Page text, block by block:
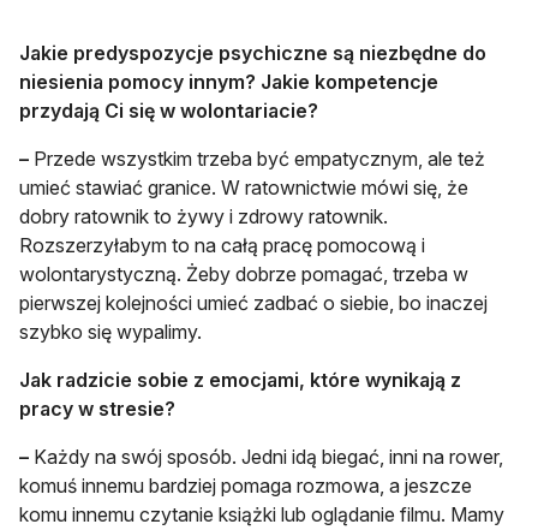
Jakie predyspozycje psychiczne są niezbędne do
niesienia pomocy innym? Jakie kompetencje
przydają Ci się w wolontariacie?
– Przede wszystkim trzeba być empatycznym, ale też
umieć stawiać granice. W ratownictwie mówi się, że
dobry ratownik to żywy i zdrowy ratownik.
Rozszerzyłabym to na całą pracę pomocową i
wolontarystyczną. Żeby dobrze pomagać, trzeba w
pierwszej kolejności umieć zadbać o siebie, bo inaczej
szybko się wypalimy.
Jak radzicie sobie z emocjami, które wynikają z
pracy w stresie?
– Każdy na swój sposób. Jedni idą biegać, inni na rower,
komuś innemu bardziej pomaga rozmowa, a jeszcze
komu innemu czytanie książki lub oglądanie filmu. Mamy